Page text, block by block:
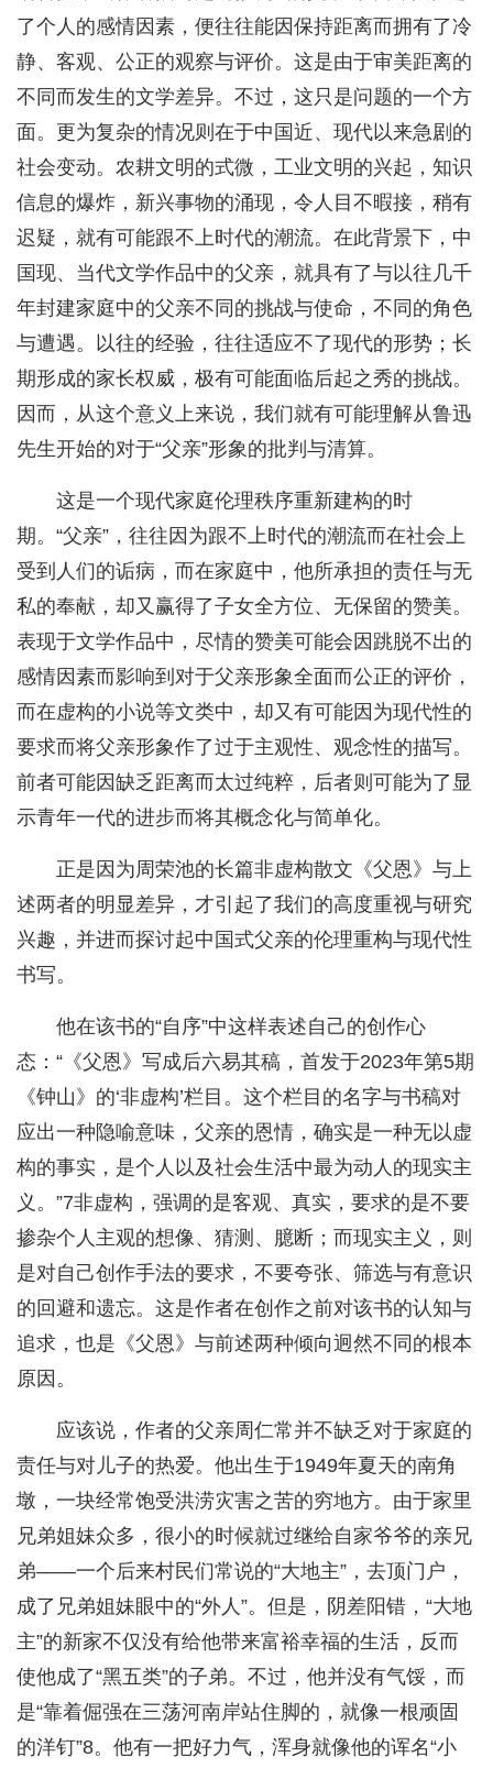
了个人的感情因素，便往往能因保持距离而拥有了冷
静、客观、公正的观察与评价。这是由于审美距离的
不同而发生的文学差异。不过，这只是问题的一个方
面。更为复杂的情况则在于中国近、现代以来急剧的
社会变动。农耕文明的式微，工业文明的兴起，知识
信息的爆炸，新兴事物的涌现，令人目不暇接，稍有
迟疑，就有可能跟不上时代的潮流。在此背景下，中
国现、当代文学作品中的父亲，就具有了与以往几千
年封建家庭中的父亲不同的挑战与使命，不同的角色
与遭遇。以往的经验，往往适应不了现代的形势；长
期形成的家长权威，极有可能面临后起之秀的挑战。
因而，从这个意义上来说，我们就有可能理解从鲁迅
先生开始的对于“父亲”形象的批判与清算。
这是一个现代家庭伦理秩序重新建构的时
期。“父亲”，往往因为跟不上时代的潮流而在社会上
受到人们的诟病，而在家庭中，他所承担的责任与无
私的奉献，却又赢得了子女全方位、无保留的赞美。
表现于文学作品中，尽情的赞美可能会因跳脱不出的
感情因素而影响到对于父亲形象全面而公正的评价，
而在虚构的小说等文类中，却又有可能因为现代性的
要求而将父亲形象作了过于主观性、观念性的描写。
前者可能因缺乏距离而太过纯粹，后者则可能为了显
示青年一代的进步而将其概念化与简单化。
正是因为周荣池的长篇非虚构散文《父恩》与上
述两者的明显差异，才引起了我们的高度重视与研究
兴趣，并进而探讨起中国式父亲的伦理重构与现代性
书写。
他在该书的“自序”中这样表述自己的创作心
态：“《父恩》写成后六易其稿，首发于2023年第5期
《钟山》的‘非虚构’栏目。这个栏目的名字与书稿对
应出一种隐喻意味，父亲的恩情，确实是一种无以虚
构的事实，是个人以及社会生活中最为动人的现实主
义。”7非虚构，强调的是客观、真实，要求的是不要
掺杂个人主观的想像、猜测、臆断；而现实主义，则
是对自己创作手法的要求，不要夸张、筛选与有意识
的回避和遗忘。这是作者在创作之前对该书的认知与
追求，也是《父恩》与前述两种倾向迥然不同的根本
原因。
应该说，作者的父亲周仁常并不缺乏对于家庭的
责任与对儿子的热爱。他出生于1949年夏天的南角
墩，一块经常饱受洪涝灾害之苦的穷地方。由于家里
兄弟姐妹众多，很小的时候就过继给自家爷爷的亲兄
弟——一个后来村民们常说的“大地主”，去顶门户，
成了兄弟姐妹眼中的“外人”。但是，阴差阳错，“大地
主”的新家不仅没有给他带来富裕幸福的生活，反而
使他成了“黑五类”的子弟。不过，他并没有气馁，而
是“靠着倔强在三荡河南岸站住脚的，就像一根顽固
的洋钉”8。他有一把好力气，浑身就像他的诨名“小